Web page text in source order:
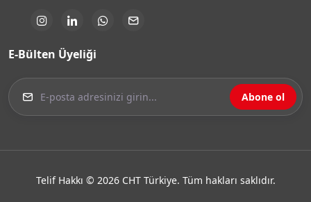
E-Bülten Üyeliği
Abone ol
Telif Hakkı © 2026 CHT Türkiye. Tüm hakları saklıdır.